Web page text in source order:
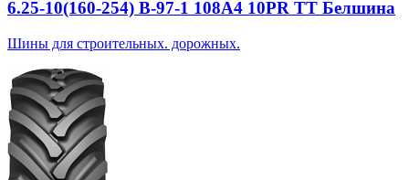
6.25-10(160-254) В-97-1 108A4 10PR TT Белшина
Шины для строительных. дорожных.